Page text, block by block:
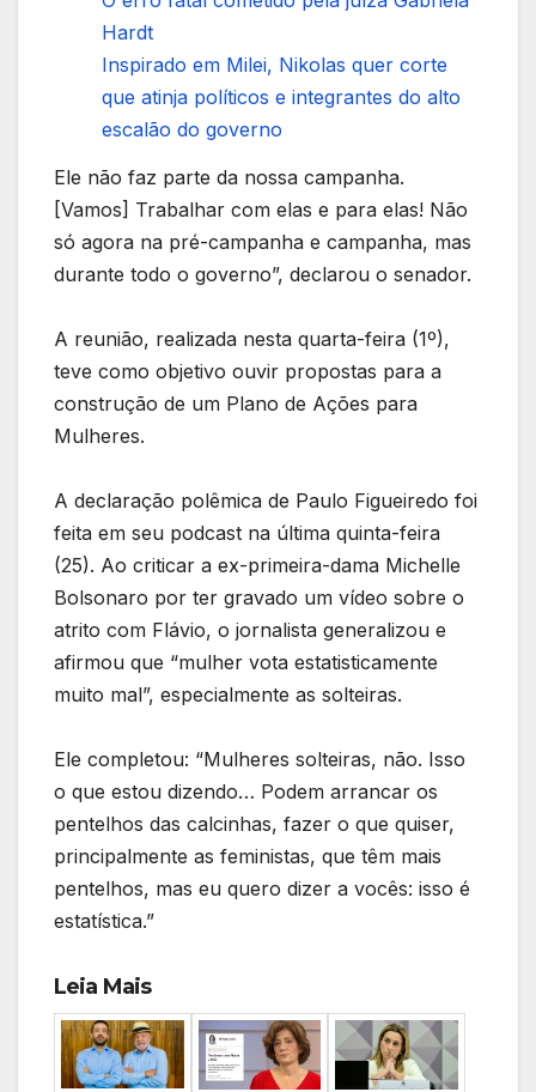
Hardt
Inspirado em Milei, Nikolas quer corte
que atinja políticos e integrantes do alto
escalão do governo
Ele não faz parte da nossa campanha.
[Vamos] Trabalhar com elas e para elas! Não
só agora na pré-campanha e campanha, mas
durante todo o governo”, declarou o senador.
A reunião, realizada nesta quarta-feira (1º),
teve como objetivo ouvir propostas para a
construção de um Plano de Ações para
Mulheres.
A declaração polêmica de Paulo Figueiredo foi
feita em seu podcast na última quinta-feira
(25). Ao criticar a ex-primeira-dama Michelle
Bolsonaro por ter gravado um vídeo sobre o
atrito com Flávio, o jornalista generalizou e
afirmou que “mulher vota estatisticamente
muito mal”, especialmente as solteiras.
Ele completou: “Mulheres solteiras, não. Isso
o que estou dizendo… Podem arrancar os
pentelhos das calcinhas, fazer o que quiser,
principalmente as feministas, que têm mais
pentelhos, mas eu quero dizer a vocês: isso é
estatística.”
Leia Mais